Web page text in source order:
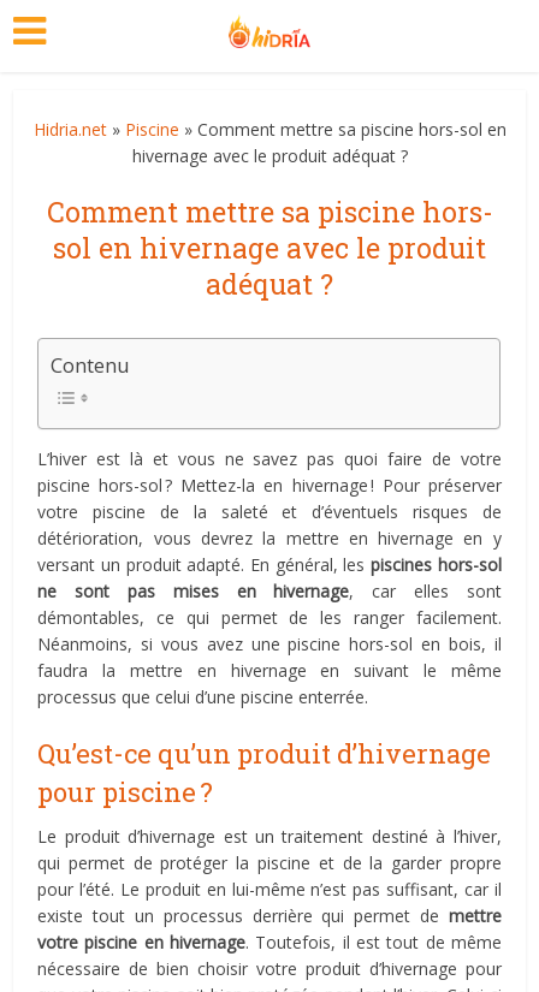
Hidria.net» Piscine » Comment mettre sa piscine hors-sol en
hivernage avec le produit adéquat ?
Comment mettre sa piscine hors-
sol en hivernage avec le produit
adéquat ?
Contenu
L’hiver est là et vous ne savez pas quoi faire de votre
piscine hors-sol ? Mettez-la en hivernage ! Pour préserver
votre piscine de la saleté et d’éventuels risques de
détérioration, vous devrez la mettre en hivernage en y
versant un produit adapté. En général, lespiscines hors-sol
ne sont pas mises en hivernage, car elles sont
démontables, ce qui permet de les ranger facilement.
Néanmoins, si vous avez une piscine hors-sol en bois, il
faudra la mettre en hivernage en suivant le même
processus que celui d’une piscine enterrée.
Qu’est-ce qu’un produit d’hivernage
pour piscine ?
Le produit d’hivernage est un traitement destiné à l’hiver,
qui permet de protéger la piscine et de la garder propre
pour l’été. Le produit en lui-même n’est pas suffisant, car il
existe tout un processus derrière qui permet de mettre
votre piscine en hivernage. Toutefois, il est tout de même
nécessaire de bien choisir votre produit d’hivernage pour